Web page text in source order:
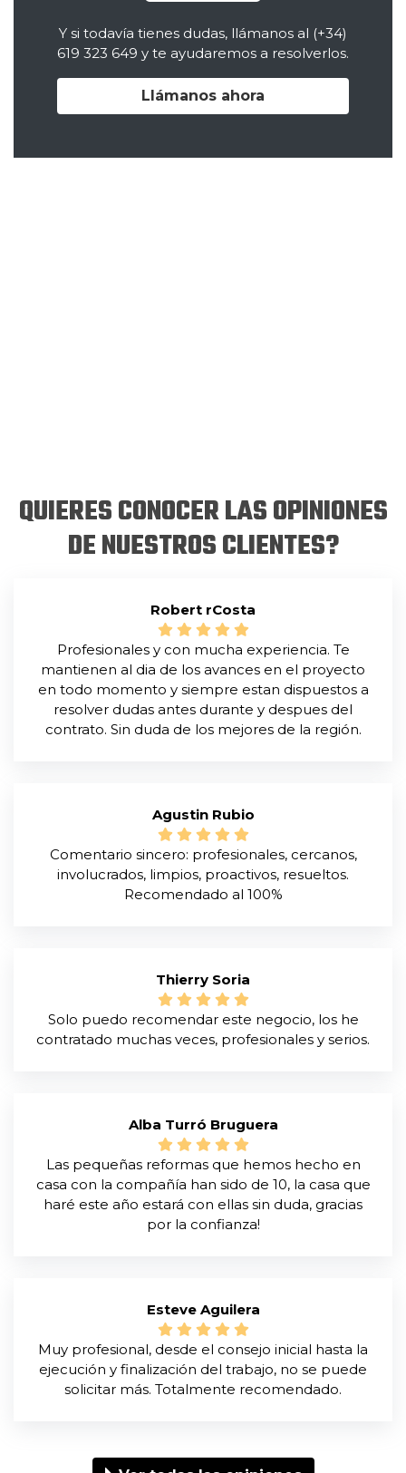
Y si todavía tienes dudas, llámanos al (+34)
619 323 649 y te ayudaremos a resolverlos.
Llámanos ahora
QUIERES CONOCER LAS OPINIONES
DE NUESTROS CLIENTES?
Robert rCosta
Profesionales y con mucha experiencia. Te
mantienen al dia de los avances en el proyecto
en todo momento y siempre estan dispuestos a
resolver dudas antes durante y despues del
contrato. Sin duda de los mejores de la región.
Agustin Rubio
Comentario sincero: profesionales, cercanos,
involucrados, limpios, proactivos, resueltos.
Recomendado al 100%
Thierry Soria
Solo puedo recomendar este negocio, los he
contratado muchas veces, profesionales y serios.
Alba Turró Bruguera
Las pequeñas reformas que hemos hecho en
casa con la compañía han sido de 10, la casa que
haré este año estará con ellas sin duda, gracias
por la confianza!
Esteve Aguilera
Muy profesional, desde el consejo inicial hasta la
ejecución y finalización del trabajo, no se puede
solicitar más. Totalmente recomendado.